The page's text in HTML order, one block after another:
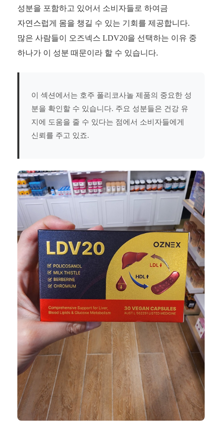
성분을 포함하고 있어서 소비자들로 하여금
자연스럽게 몸을 챙길 수 있는 기회를 제공합니다.
많은 사람들이 오즈넥스 LDV20을 선택하는 이유 중
하나가 이 성분 때문이라 할 수 있습니다.
이 섹션에서는 호주 폴리코사놀 제품의 중요한 성
분을 확인할 수 있습니다. 주요 성분들은 건강 유
지에 도움을 줄 수 있다는 점에서 소비자들에게
신뢰를 주고 있죠.